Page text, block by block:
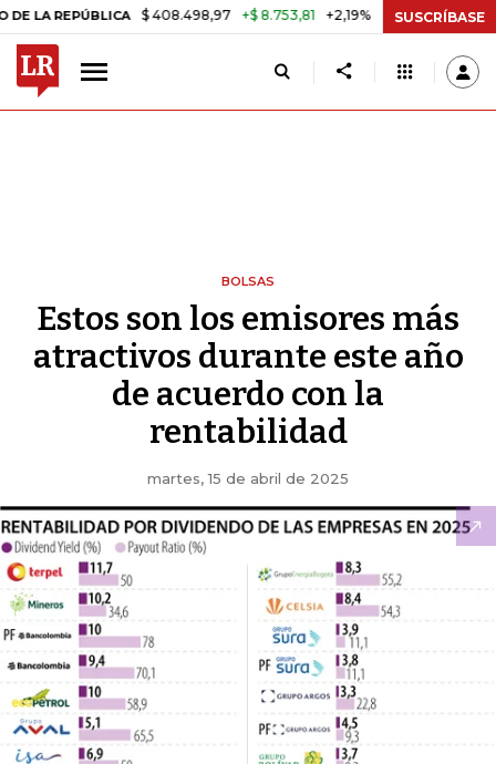
$ 408.498,97 +$ 8.753,81 +2,19% TASA DE USURA
SUSCRÍBASE
BOLSAS
Estos son los emisores más
atractivos durante este año
de acuerdo con la
rentabilidad
martes, 15 de abril de 2025